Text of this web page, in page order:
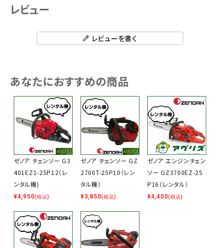
レビュー
レビューを書く
あなたにおすすめの商品
ゼノア チェンソー G3
401EZ1-25P12（レ
ンタル機)
¥4,950(税込)
ゼノア チェンソー GZ
2700T-25P10（レン
タル機）
¥3,850(税込)
ゼノア エンジンチェン
ソー GZ3700EZ-25
P16（レンタル）
¥4,400(税込)